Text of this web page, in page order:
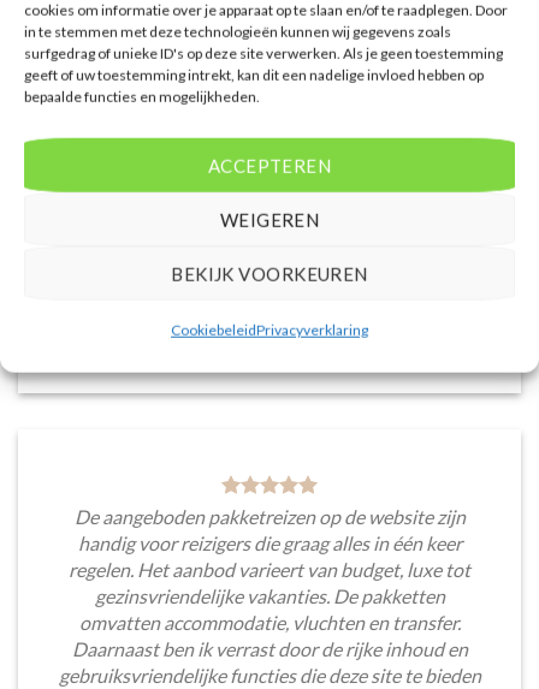
cookies om informatie over je apparaat op te slaan en/of te raadplegen. Door
in te stemmen met deze technologieën kunnen wij gegevens zoals
surfgedrag of unieke ID's op deze site verwerken. Als je geen toestemming
geeft of uw toestemming intrekt, kan dit een nadelige invloed hebben op
bepaalde functies en mogelijkheden.
ACCEPTEREN
WEIGEREN
BEKIJK VOORKEUREN
CookiebeleidPrivacyverklaring
Het aanbod van accommodaties op vakantieall-
inclusive.nl is erg goed. Van luxe resorts tot
budgetvriendelijke hotels, de site biedt een breed
eenvoudig om accommodaties te vinden die
Stijn Wouters/Den Bosch
De aangeboden pakketreizen op de website zijn
handig voor reizigers die graag alles in één keer
regelen. Het aanbod varieert van budget, luxe tot
gezinsvriendelijke vakanties. De pakketten
omvatten accommodatie, vluchten en transfer.
Daarnaast ben ik verrast door de rijke inhoud en
gebruiksvriendelijke functies die deze site te bieden